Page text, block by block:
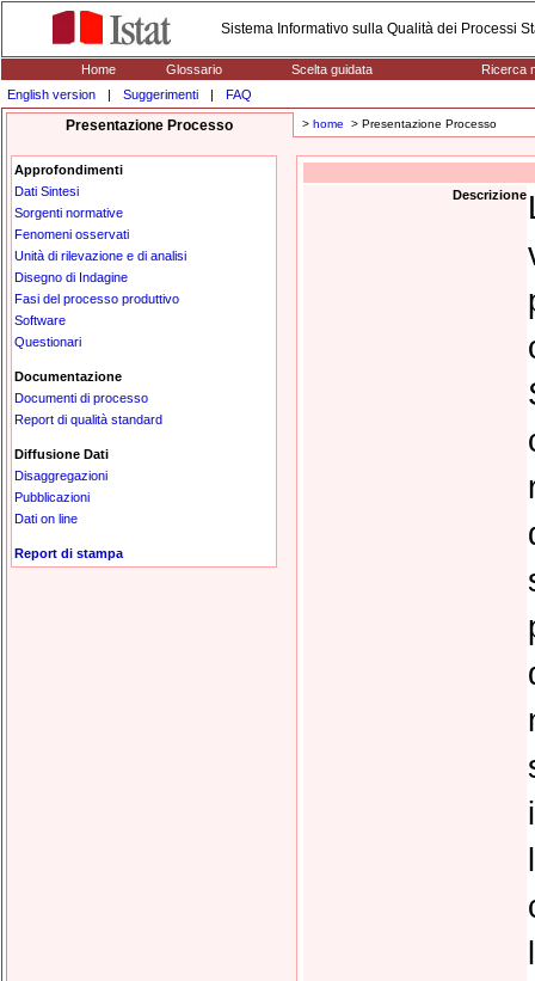
Sistema Informativo sulla Qualità dei Processi
Home Glossario Scelta guidata
Ricerca
English version
| Suggerimenti | FAQ
Presentazione Processo > home > Presentazione Processo
Approfondimenti
Dati Sintesi
Sorgenti normative
Fenomeni osservati
Unità di rilevazione e di analisi
Disegno di Indagine
Fasi del processo produttivo
Software
Questionari
Documentazione
Documenti di processo
Report di qualità standard
Diffusione Dati
Disaggregazioni
Pubblicazioni
Dati on line
Report di stampa
Descrizione